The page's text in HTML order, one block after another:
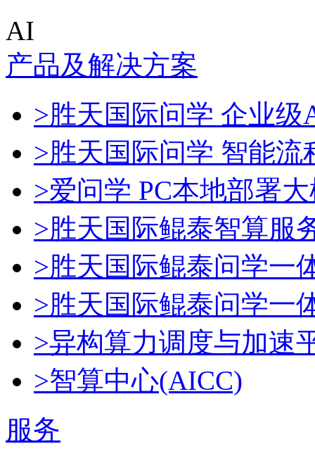
AI
产品及解决方案
>胜天国际问学 企业级
>胜天国际问学 智能流
>爱问学 PC本地部署
>胜天国际鲲泰智算服
>胜天国际鲲泰问学一
>胜天国际鲲泰问学一
>异构算力调度与加速
>智算中心(AICC)
服务